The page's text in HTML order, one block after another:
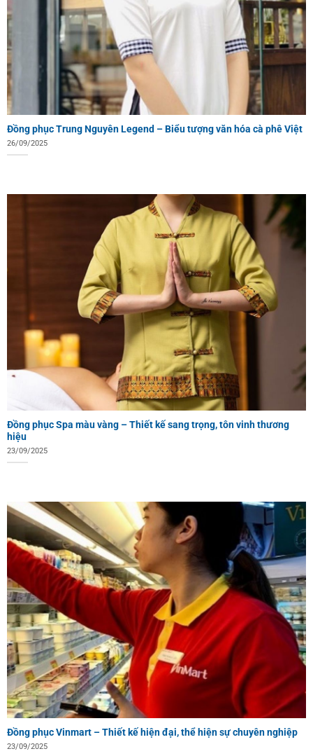
Đồng phục Trung Nguyên Legend – Biểu tượng văn hóa cà phê Việt
26/09/2025
Đồng phục Spa màu vàng – Thiết kế sang trọng, tôn vinh thương
hiệu
23/09/2025
Đồng phục Vinmart – Thiết kế hiện đại, thể hiện sự chuyên nghiệp
23/09/2025